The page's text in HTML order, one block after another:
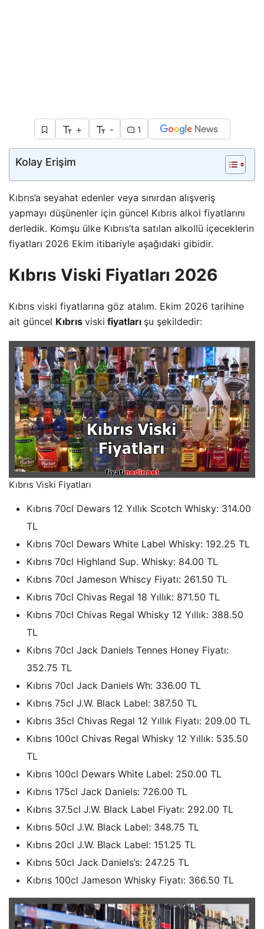
+ - 1
Kolay Erişim
Kıbrıs’a seyahat edenler veya sınırdan alışveriş
yapmayı düşünenler için güncel Kıbrıs alkol fiyatlarını
derledik. Komşu ülke Kıbrıs’ta satılan alkollü içeceklerin
fiyatları 2026 Ekim itibariyle aşağıdaki gibidir.
Kıbrıs Viski Fiyatları 2026
Kıbrıs viski fiyatlarına göz atalım. Ekim 2026 tarihine
ait güncel Kıbrıs viski fiyatları şu şekildedir:
Kıbrıs Viski Fiyatları
Kıbrıs 70cl Dewars 12 Yıllık Scotch Whisky: 314.00
TL
Kıbrıs 70cl Dewars White Label Whisky: 192.25 TL
Kıbrıs 70cl Highland Sup. Whisky: 84.00 TL
Kıbrıs 70cl Jameson Whiscy Fiyatı: 261.50 TL
Kıbrıs 70cl Chivas Regal 18 Yıllık: 871.50 TL
Kıbrıs 70cl Chivas Regal Whisky 12 Yıllık: 388.50
TL
Kıbrıs 70cl Jack Daniels Tennes Honey Fiyatı:
352.75 TL
Kıbrıs 70cl Jack Daniels Wh: 336.00 TL
Kıbrıs 75cl J.W. Black Label: 387.50 TL
Kıbrıs 35cl Chivas Regal 12 Yıllık Fiyatı: 209.00 TL
Kıbrıs 100cl Chivas Regal Whisky 12 Yıllık: 535.50
TL
Kıbrıs 100cl Dewars White Label: 250.00 TL
Kıbrıs 175cl Jack Daniels: 726.00 TL
Kıbrıs 37.5cl J.W. Black Label Fiyatı: 292.00 TL
Kıbrıs 50cl J.W. Black Label: 348.75 TL
Kıbrıs 20cl J.W. Black Label: 151.25 TL
Kıbrıs 50cl Jack Daniels’s: 247.25 TL
Kıbrıs 100cl Jameson Whisky Fiyatı: 366.50 TL